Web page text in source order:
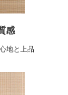
感
地と上品